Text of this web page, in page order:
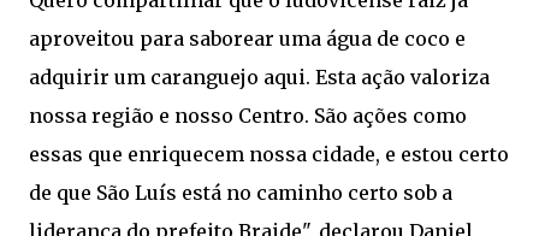
aproveitou para saborear uma água de coco e
adquirir um caranguejo aqui. Esta ação valoriza
nossa região e nosso Centro. São ações como
essas que enriquecem nossa cidade, e estou certo
de que São Luís está no caminho certo sob a
liderança do prefeito Braide", declarou Daniel